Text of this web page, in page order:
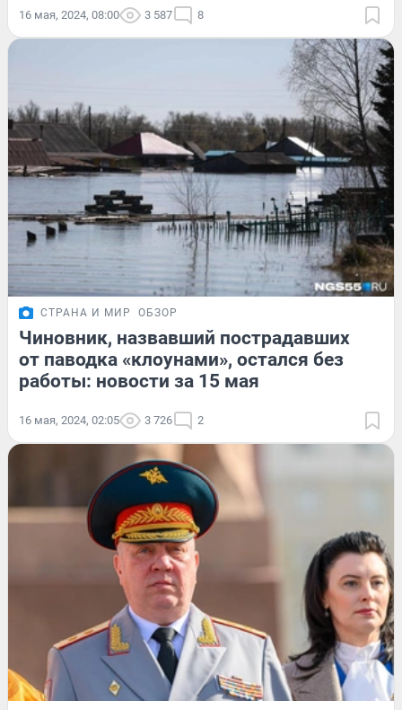
16 мая, 2024, 08:00 3 587 8
СТРАНА И МИР ОБЗОР
Чиновник, назвавший пострадавших
от паводка «клоунами», остался без
работы: новости за 15 мая
16 мая, 2024, 02:05 3 726 2